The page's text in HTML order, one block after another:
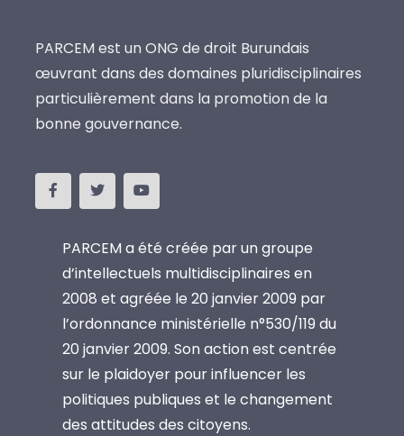
PARCEM est un ONG de droit Burundais
œuvrant dans des domaines pluridisciplinaires
particulièrement dans la promotion de la
bonne gouvernance.
PARCEM a été créée par un groupe
d’intellectuels multidisciplinaires en
2008 et agréée le 20 janvier 2009 par
l’ordonnance ministérielle n°530/119 du
20 janvier 2009. Son action est centrée
sur le plaidoyer pour influencer les
politiques publiques et le changement
des attitudes des citoyens.